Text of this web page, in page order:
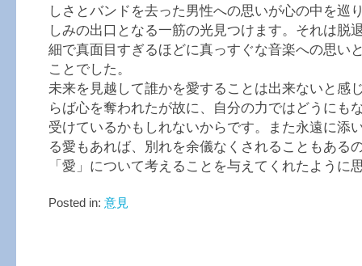
しさとバンドを去った男性への思いが心の中を巡
しみの出口となる一筋の光見つけます。それは脱
細で真面目すぎるほどに真っすぐな音楽への思い
ことでした。
未来を見越して誰かを愛することは出来ないと感
らば心を奪われたが故に、自分の力ではどうにも
受けているかもしれないからです。また永遠に添
る愛もあれば、別れを余儀なくされることもある
「愛」について考えることを与えてくれたように
Posted in: 意見